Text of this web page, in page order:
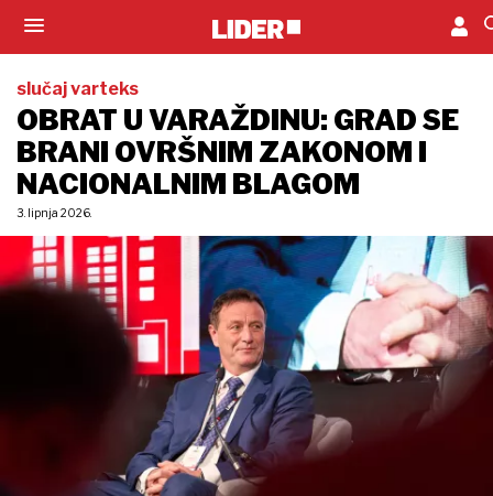
slučaj varteks
OBRAT U VARAŽDINU: GRAD SE
BRANI OVRŠNIM ZAKONOM I
NACIONALNIM BLAGOM
3. lipnja 2026.